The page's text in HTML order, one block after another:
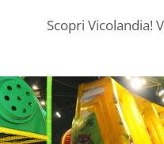
Scopri Vicolandia!